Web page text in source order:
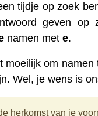
tijdje op zoek
geven op
namen met e.
moeilijk om
Wel, je wens is
herkomst van je